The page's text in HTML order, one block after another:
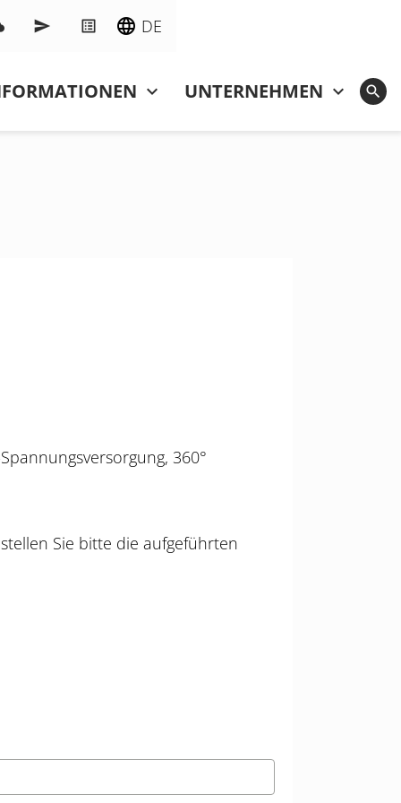
DE
UNTERNEHMEN
360°
Sie bitte die aufgeführten